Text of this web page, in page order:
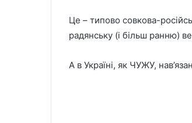
Це – типово совкова-
радянську (і більш ранню)
А в Україні, як ЧУЖУ,